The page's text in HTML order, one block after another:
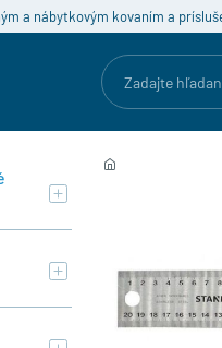
a nábytkovým kovaním a